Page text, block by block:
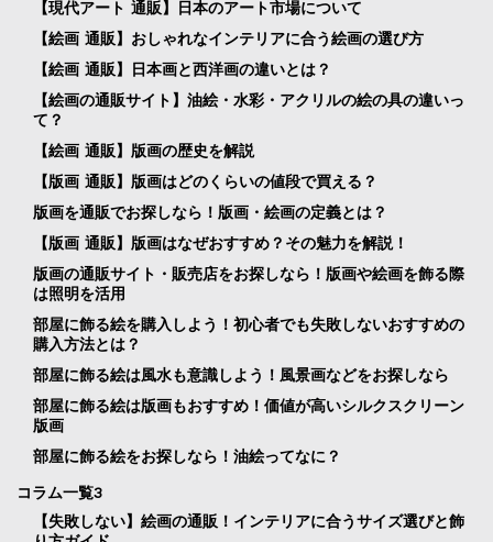
【現代アート 通販】日本のアート市場について
【絵画 通販】おしゃれなインテリアに合う絵画の選び方
【絵画 通販】日本画と西洋画の違いとは？
【絵画の通販サイト】油絵・水彩・アクリルの絵の具の違いっ
て？
【絵画 通販】版画の歴史を解説
【版画 通販】版画はどのくらいの値段で買える？
版画を通販でお探しなら！版画・絵画の定義とは？
【版画 通販】版画はなぜおすすめ？その魅力を解説！
版画の通販サイト・販売店をお探しなら！版画や絵画を飾る際
は照明を活用
部屋に飾る絵を購入しよう！初心者でも失敗しないおすすめの
購入方法とは？
部屋に飾る絵は風水も意識しよう！風景画などをお探しなら
部屋に飾る絵は版画もおすすめ！価値が高いシルクスクリーン
版画
部屋に飾る絵をお探しなら！油絵ってなに？
コラム一覧3
【失敗しない】絵画の通販！インテリアに合うサイズ選びと飾